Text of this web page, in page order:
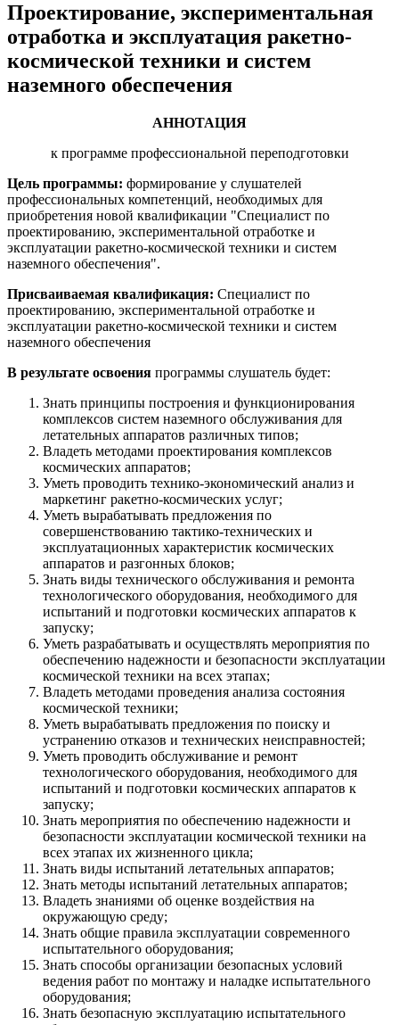
Проектирование, экспериментальная
отработка и эксплуатация ракетно-
космической техники и систем
наземного обеспечения
АННОТАЦИЯ
к программе профессиональной переподготовки
Цель программы: формирование у слушателей
профессиональных компетенций, необходимых для
приобретения новой квалификации "Специалист по
проектированию, экспериментальной отработке и
эксплуатации ракетно-космической техники и систем
наземного обеспечения".
Присваиваемая квалификация: Специалист по
проектированию, экспериментальной отработке и
эксплуатации ракетно-космической техники и систем
наземного обеспечения
В результате освоения программы слушатель будет:
Знать принципы построения и функционирования
комплексов систем наземного обслуживания для
летательных аппаратов различных типов;
Владеть методами проектирования комплексов
космических аппаратов;
Уметь проводить технико-экономический анализ и
маркетинг ракетно-космических услуг;
Уметь вырабатывать предложения по
совершенствованию тактико-технических и
эксплуатационных характеристик космических
аппаратов и разгонных блоков;
Знать виды технического обслуживания и ремонта
технологического оборудования, необходимого для
испытаний и подготовки космических аппаратов к
запуску;
Уметь разрабатывать и осуществлять мероприятия по
обеспечению надежности и безопасности эксплуатации
космической техники на всех этапах;
Владеть методами проведения анализа состояния
космической техники;
Уметь вырабатывать предложения по поиску и
устранению отказов и технических неисправностей;
Уметь проводить обслуживание и ремонт
технологического оборудования, необходимого для
испытаний и подготовки космических аппаратов к
запуску;
Знать мероприятия по обеспечению надежности и
безопасности эксплуатации космической техники на
всех этапах их жизненного цикла;
Знать виды испытаний летательных аппаратов;
Знать методы испытаний летательных аппаратов;
Владеть знаниями об оценке воздействия на
окружающую среду;
Знать общие правила эксплуатации современного
испытательного оборудования;
Знать способы организации безопасных условий
ведения работ по монтажу и наладке испытательного
оборудования;
Знать безопасную эксплуатацию испытательного